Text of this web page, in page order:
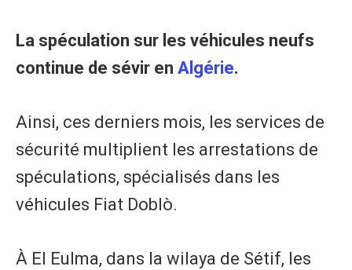
La spéculation sur les véhicules neufs
continue de sévir en Algérie.
Ainsi, ces derniers mois, les services de
sécurité multiplient les arrestations de
spéculations, spécialisés dans les
véhicules Fiat Doblò.
À El Eulma, dans la wilaya de Sétif, les